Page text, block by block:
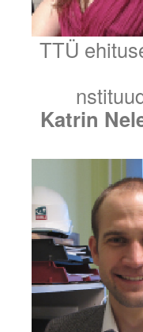
TTÜ
Katrin